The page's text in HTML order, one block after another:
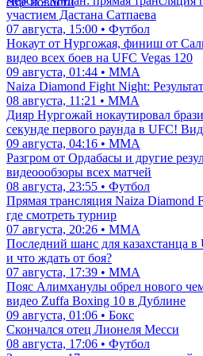
участием Дастана Сатпаева
07 августа, 15:00 • Футбол
Нокаут от Нургожая, финиш от
видео всех боев на UFC Vegas 120
09 августа, 01:44 • ММА
Naiza Diamond Fight Night:
08 августа, 11:21 • ММА
Дияр Нургожай нокаутировал
секунде первого раунда в UFC!
09 августа, 04:16 • ММА
Разгром от Ордабасы и другие
видеоообзоры всех матчей
08 августа, 23:55 • Футбол
Прямая трансляция Naiza Diamond
где смотреть турнир
07 августа, 20:26 • ММА
Последний шанс для казахстанца
и что ждать от боя?
07 августа, 17:39 • ММА
Пояс Алимханулы обрел нового
видео Zuffa Boxing 10 в Дублине
09 августа, 01:06 • Бокс
Скончался отец Лионеля Месси
08 августа, 17:06 • Футбол